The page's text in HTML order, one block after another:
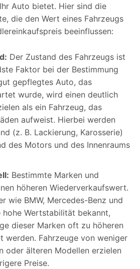
Auto bietet. Hier sind die
die den Wert eines Fahrzeugs
beeinflussen:
Der Zustand des Fahrzeugs ist
Faktor bei der Bestimmung
gepflegtes Auto, das
wurde, wird einen deutlich
als ein Fahrzeug, das
aufweist. Hierbei werden
(z. B. Lackierung, Karosserie)
des Motors und des Innenraums
Bestimmte Marken und
höheren Wiederverkaufswert.
wie BMW, Mercedes-Benz und
hohe Wertstabilität bekannt,
dieser Marken oft zu höheren
werden. Fahrzeuge von weniger
oder älteren Modellen erzielen
Preise.